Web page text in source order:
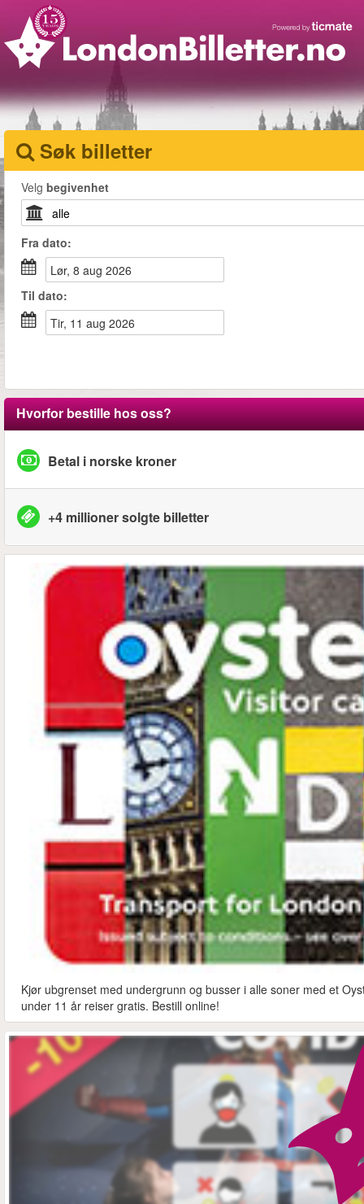
Søk billetter
Velg begivenhet
Fra dato:
lør, 8 aug 2026
Til dato:
tir, 11 aug 2026
Hvorfor bestille hos oss?
Betal i norske kroner
+4 millioner solgte billetter
Kjør ubgrenset med undergrunn og busser i alle soner med et
under 11 år reiser gratis. Bestill online!